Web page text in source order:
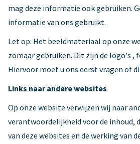
mag deze informatie ook gebruiken.
informatie van ons gebruikt.
Let op: Het beeldmateriaal op onze
zomaar gebruiken. Dit zijn de logo's ,
Hiervoor moet u ons eerst vragen of
Links naar andere websites
Op onze website verwijzen wij naar
verantwoordelijkheid voor de inhoud,
van deze websites en de werking van